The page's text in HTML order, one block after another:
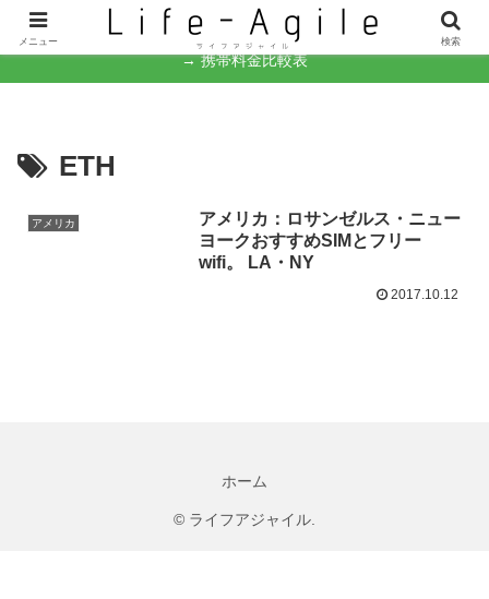
なんとかなるさ。
→ 携帯料金比較表
ETH
アメリカ
アメリカ：ロサンゼルス・ニュー
ヨークおすすめSIMとフリー
wifi。 LA・NY
2017.10.12
ホーム
© ライフアジャイル.
メニュー 検索